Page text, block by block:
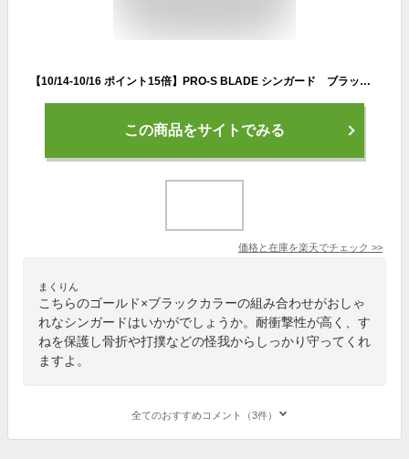
【10/14-10/16 ポイント15倍】PRO-S BLADE シンガード ブラック×ゴールド 【G-FORM|Gフォーム】サッカーフットサルアクセサリーレガースsp09131
この商品をサイトでみる
価格と在庫を楽天でチェック >>
まくりん
こちらのゴールド×ブラックカラーの組み合わせがおしゃ
れなシンガードはいかがでしょうか。耐衝撃性が高く、す
ねを保護し骨折や打撲などの怪我からしっかり守ってくれ
ますよ。
全てのおすすめコメント（3件）